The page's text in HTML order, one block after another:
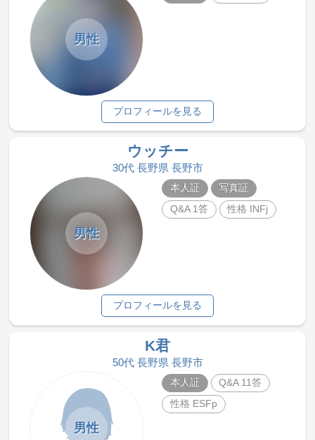
男性
プロフィールを見る
ウッチー
30代 長野県 長野市
男性
本人証
写真証
Q&A 1答
性格 INFj
プロフィールを見る
K君
50代 長野県 長野市
男性
本人証
Q&A 11答
性格 ESFp